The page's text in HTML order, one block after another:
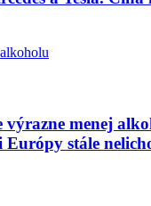
výrazne menej
Európy stále